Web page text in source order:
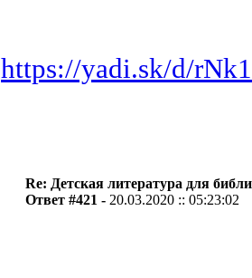
https://yadi.sk/d/
Re: Детская литература для
Ответ #421 - 20.03.2020 :: 05:23:02